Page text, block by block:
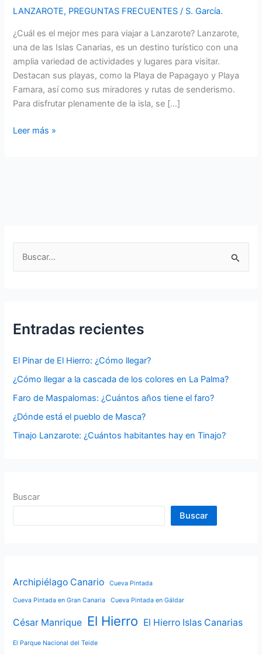
LANZAROTE, PREGUNTAS FRECUENTES / S. García.
¿Cuál es el mejor mes para viajar a Lanzarote? Lanzarote,
una de las Islas Canarias, es un destino turístico con una
amplia variedad de actividades y lugares para visitar.
Destacan sus playas, como la Playa de Papagayo y Playa
Famara, así como sus miradores y rutas de senderismo.
Para disfrutar plenamente de la isla, se […]
¿Cuál
Lanzarote?
Guía
completa
visita
Leer más »
r
r
:
Entradas recientes
El Pinar de El Hierro: ¿Cómo llegar?
¿Cómo llegar a la cascada de los colores en La Palma?
Faro de Maspalomas: ¿Cuántos años tiene el faro?
¿Dónde está el pueblo de Masca?
Tinajo Lanzarote: ¿Cuántos habitantes hay en Tinajo?
Buscar
Buscar
Archipiélago Canario Cueva Pintada
Cueva Pintada en Gran Canaria Cueva Pintada en Gáldar
César Manrique El Hierro El Hierro Islas Canarias
El Parque Nacional del Teide